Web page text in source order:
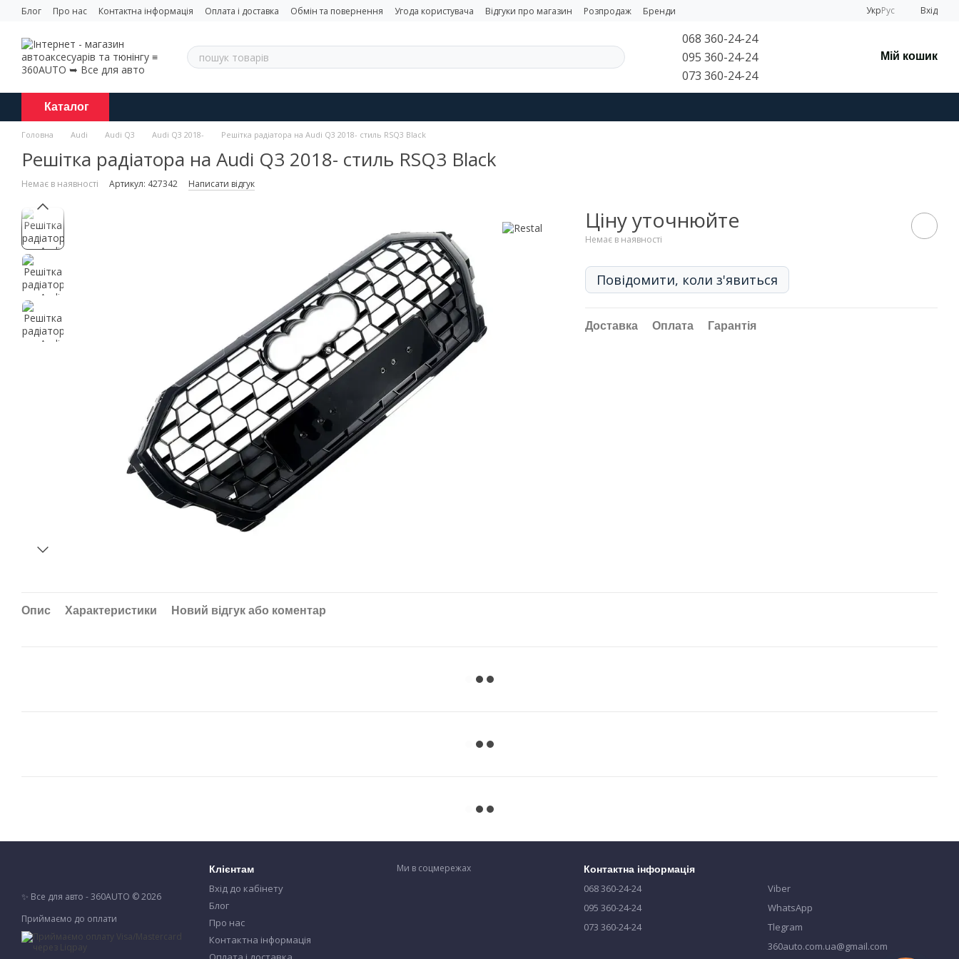
Перейти до основного контенту
Блог Про нас Контактна інформація Оплата і доставка Обмін та повернення Угода користувача Відгуки про магазин Розпродаж Бренди УкрРус Вхід
068 360-24-24
095 360-24-24
073 360-24-24
Мій кошик
Каталог
Головна Audi Audi Q3 Audi Q3 2018- Решітка радіатора на Audi Q3 2018- стиль RSQ3 Black
Решітка радіатора на Audi Q3 2018- стиль RSQ3 Black
Немає в наявності Артикул: 427342 Написати відгук
Ціну уточнюйте
Немає в наявності
Повідомити, коли з'явиться
Доставка Оплата Гарантія
Опис Характеристики Новий відгук або коментар
✨ Все для авто - 360AUTO © 2026
Приймаємо до оплати
Клієнтам
Вхід до кабінету
Блог
Про нас
Контактна інформація
Ми в соцмережах Контактна інформація
068 360-24-24
095 360-24-24
073 360-24-24
Viber
WhatsApp
Tlegram
360auto.com.ua@gmail.com